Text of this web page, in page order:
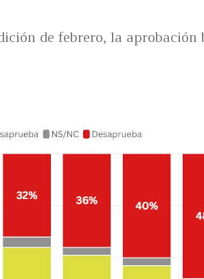
de febrero, la aprobación